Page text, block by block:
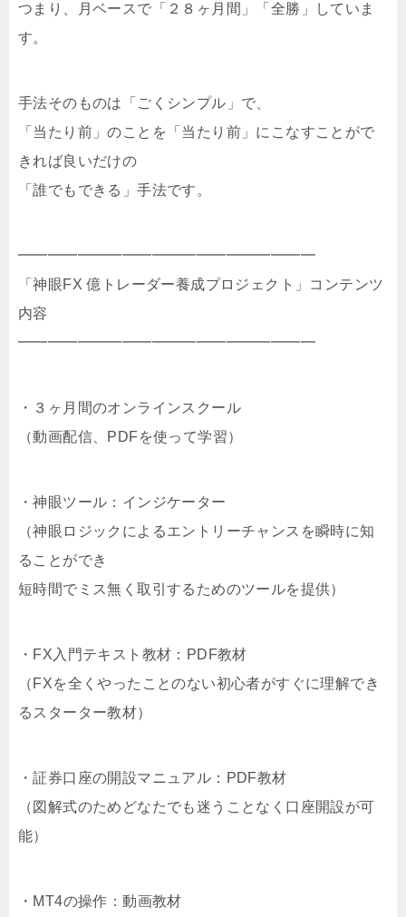
つまり、月ベースで「２８ヶ月間」「全勝」していま
す。
手法そのものは「ごくシンプル」で、
「当たり前」のことを「当たり前」にこなすことがで
きれば良いだけの
「誰でもできる」手法です。
━━━━━━━━━━━━━━━━━━━━
「神眼FX 億トレーダー養成プロジェクト」コンテンツ
内容
━━━━━━━━━━━━━━━━━━━━
・３ヶ月間のオンラインスクール
（動画配信、PDFを使って学習）
・神眼ツール：インジケーター
（神眼ロジックによるエントリーチャンスを瞬時に知
ることができ
短時間でミス無く取引するためのツールを提供）
・FX入門テキスト教材：PDF教材
（FXを全くやったことのない初心者がすぐに理解でき
るスターター教材）
・証券口座の開設マニュアル：PDF教材
（図解式のためどなたでも迷うことなく口座開設が可
能）
・MT4の操作：動画教材